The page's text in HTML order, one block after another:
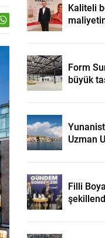
Kaliteli
Form
büyük
Uzman
Filli